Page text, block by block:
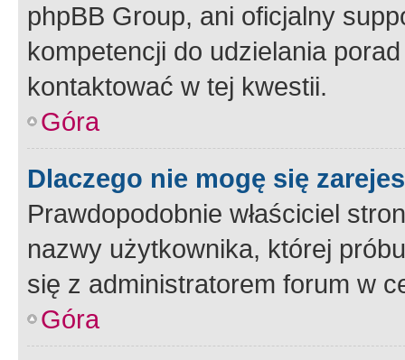
phpBB Group, ani oficjalny
kompetencji do udzielania
kontaktować w tej kwestii.
Góra
Dlaczego nie mogę się
Prawdopodobnie właściciel
nazwy użytkownika, której
się z administratorem forum w
Góra